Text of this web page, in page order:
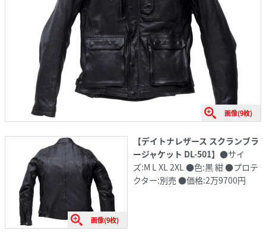
画像(9枚)
画像(9枚)
【デイトナレザース スクランブラ
ージャケット DL-501】 ●サイ
ズ:M L XL 2XL ●色:黒 紺 ●プロテ
クター:別売 ●価格:2万9700円